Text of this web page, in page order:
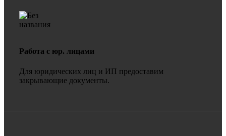
Работа с юр. лицами
Для юридических лиц и ИП предоставим
закрывающие документы.